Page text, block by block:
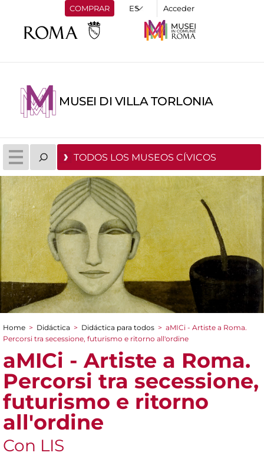
COMPRAR Acceder
MUSEI DI VILLA TORLONIA
TODOS LOS MUSEOS CÍVICOS
You are here
Home > Didáctica > Didáctica para todos > aMICi - Artiste a Roma.
Percorsi tra secessione, futurismo e ritorno all'ordine
aMICi - Artiste a Roma.
Percorsi tra secessione,
futurismo e ritorno
all'ordine
Con LIS